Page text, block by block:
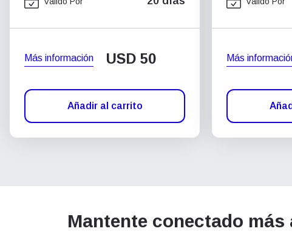
Más información USD 50
Añadir al carrito
Más
Mantente conectado